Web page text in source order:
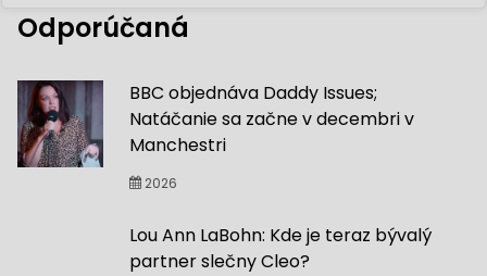
Odporúčaná
BBC objednáva Daddy Issues;
Natáčanie sa začne v decembri v
Manchestri
2026
Lou Ann LaBohn: Kde je teraz bývalý
partner slečny Cleo?